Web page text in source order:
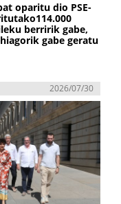
oparitu dio PSE-
berririk gabe,
gabe geratu
2026/07/30